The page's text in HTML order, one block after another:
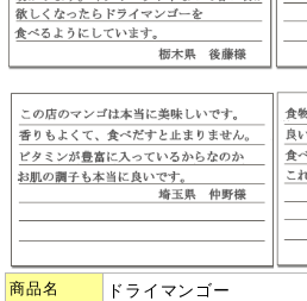
商品名 ドライマンゴー